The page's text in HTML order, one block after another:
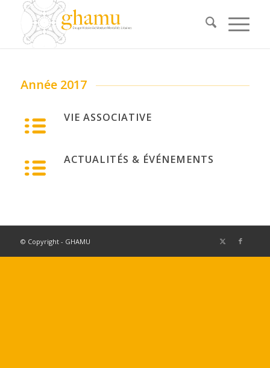
Année 2017
VIE ASSOCIATIVE
ACTUALITÉS & ÉVÉNEMENTS
© Copyright - GHAMU